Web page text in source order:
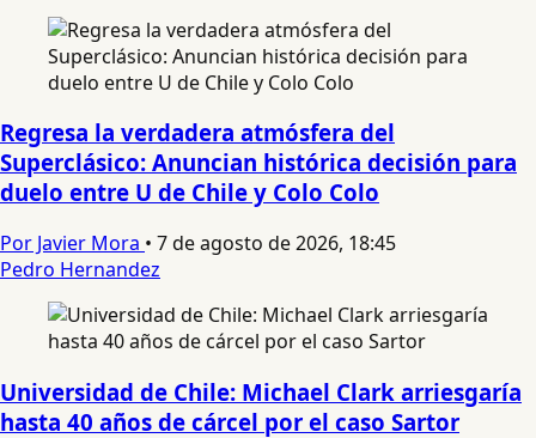
Regresa la verdadera atmósfera del
Superclásico: Anuncian histórica decisión para
duelo entre U de Chile y Colo Colo
Por Javier Mora • 7 de agosto de 2026, 18:45
Pedro Hernandez
Universidad de Chile: Michael Clark arriesgaría
hasta 40 años de cárcel por el caso Sartor